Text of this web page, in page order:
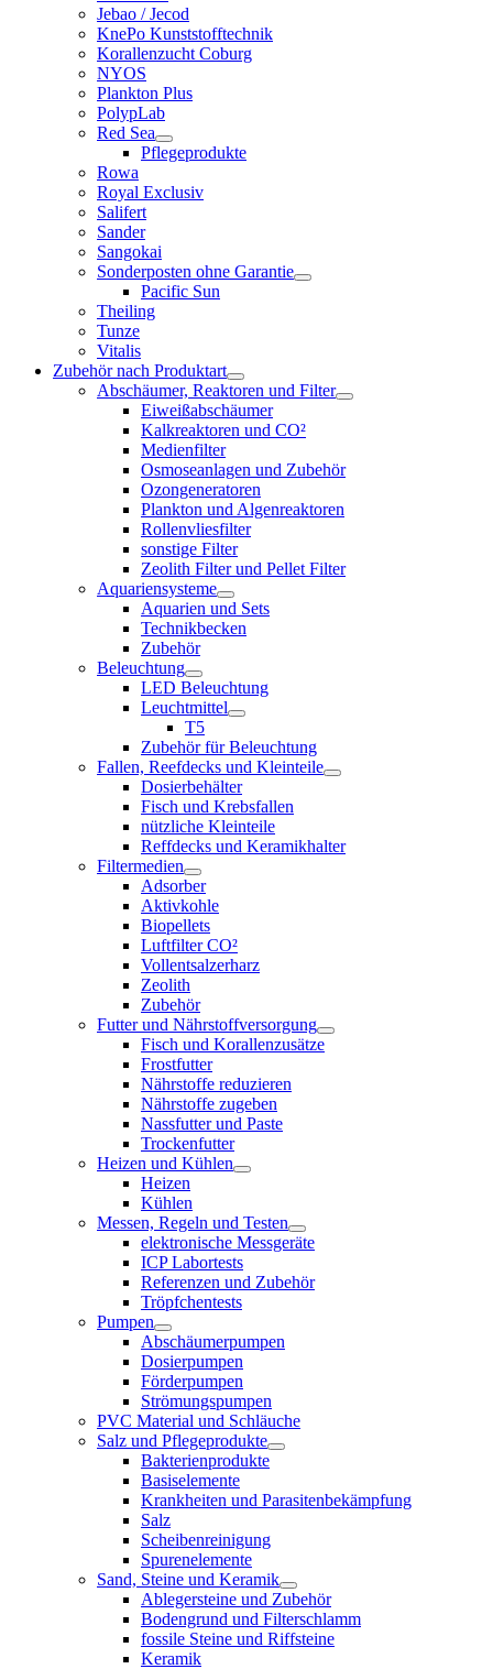
Jebao / Jecod
KnePo Kunststofftechnik
Korallenzucht Coburg
NYOS
Plankton Plus
PolypLab
Red Sea
Pflegeprodukte
Rowa
Royal Exclusiv
Salifert
Sander
Sangokai
Sonderposten ohne Garantie
Pacific Sun
Theiling
Tunze
Vitalis
Zubehör nach Produktart
Abschäumer, Reaktoren und Filter
Eiweißabschäumer
Kalkreaktoren und CO²
Medienfilter
Osmoseanlagen und Zubehör
Ozongeneratoren
Plankton und Algenreaktoren
Rollenvliesfilter
sonstige Filter
Zeolith Filter und Pellet Filter
Aquariensysteme
Aquarien und Sets
Technikbecken
Zubehör
Beleuchtung
LED Beleuchtung
Leuchtmittel
T5
Zubehör für Beleuchtung
Fallen, Reefdecks und Kleinteile
Dosierbehälter
Fisch und Krebsfallen
nützliche Kleinteile
Reffdecks und Keramikhalter
Filtermedien
Adsorber
Aktivkohle
Biopellets
Luftfilter CO²
Vollentsalzerharz
Zeolith
Zubehör
Futter und Nährstoffversorgung
Fisch und Korallenzusätze
Frostfutter
Nährstoffe reduzieren
Nährstoffe zugeben
Nassfutter und Paste
Trockenfutter
Heizen und Kühlen
Heizen
Kühlen
Messen, Regeln und Testen
elektronische Messgeräte
ICP Labortests
Referenzen und Zubehör
Tröpfchentests
Pumpen
Abschäumerpumpen
Dosierpumpen
Förderpumpen
Strömungspumpen
PVC Material und Schläuche
Salz und Pflegeprodukte
Bakterienprodukte
Basiselemente
Krankheiten und Parasitenbekämpfung
Salz
Scheibenreinigung
Spurenelemente
Sand, Steine und Keramik
Ablegersteine und Zubehör
Bodengrund und Filterschlamm
fossile Steine und Riffsteine
Keramik